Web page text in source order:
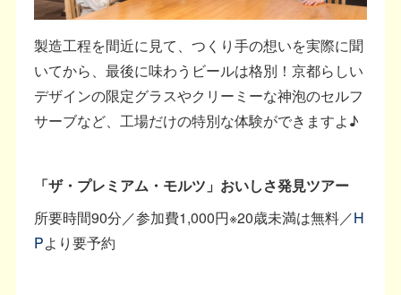
製造工程を間近に見て、つくり手の想いを実際に聞
いてから、最後に味わうビールは格別！京都らしい
デザインの限定グラスやクリーミーな神泡のセルフ
サーブなど、工場だけの特別な体験ができますよ♪
「ザ・プレミアム・モルツ」おいしさ発見ツアー
所要時間90分／参加費1,000円※20歳未満は無料／H
Pより要予約